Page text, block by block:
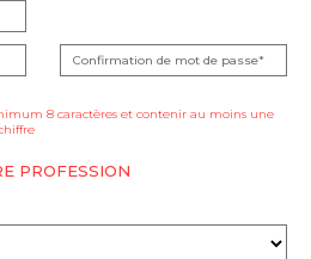
8 caractères et contenir au moins une
PROFESSION